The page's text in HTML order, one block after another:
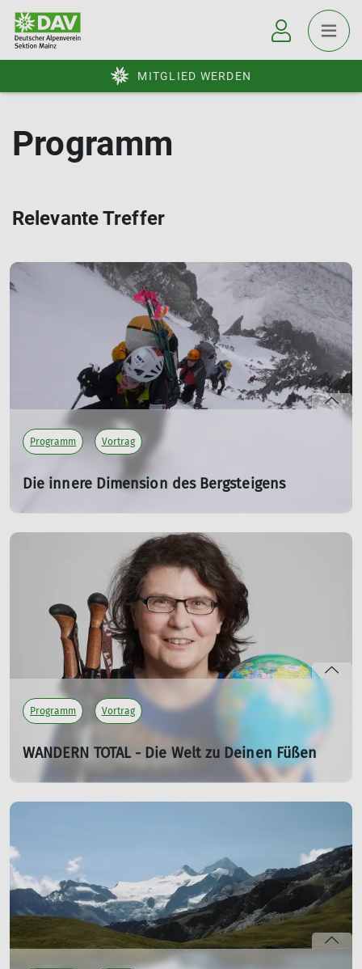
MITGLIED WERDEN
Programm
Relevante Treffer
Programm Vortrag
Die innere Dimension des Bergsteigens
Eine der größten Bergsteigerinnen unserer Zeit berichtet
mit beeindruckenden Bildern und bewegenden
Geschichten von Mut, Leidenschaft und dem Weg zu den
höchsten Gipfeln der Erde.
mehr erfahren
Programm Vortrag
WANDERN TOTAL - Die Welt zu Deinen Füßen
Infotainment Show von Christine Thürmer
festgestellt: Gewandert wird zwar überall, aber überall
anders.
mehr erfahren